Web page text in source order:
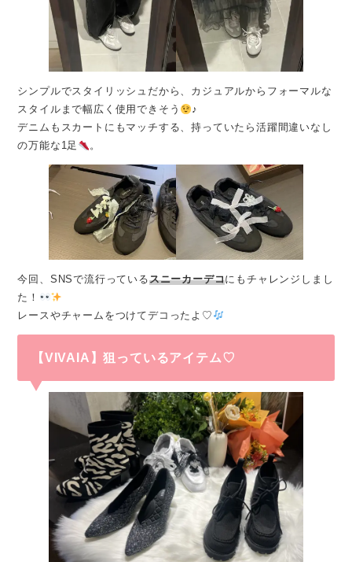
シンプルでスタイリッシュだから、カジュアルからフォーマルな
スタイルまで幅広く使用できそう
♪
デニムもスカートにもマッチする、持っていたら活躍間違いなし
の万能な1足
。
今回、SNSで流行っているスニーカーデコにもチャレンジしまし
た！
レースやチャームをつけてデコったよ♡
【VIVAIA】狙っているアイテム♡